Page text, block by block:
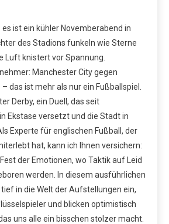
es ist ein kühler Novemberabend in
des Stadions funkeln wie Sterne
Luft knistert vor Spannung.
Manchester City gegen
das ist mehr als nur ein Fußballspiel.
Derby, ein Duell, das seit
Ekstase versetzt und die Stadt in
Experte für englischen Fußball, der
hat, kann ich Ihnen versichern:
der Emotionen, wo Taktik auf Leid
werden. In diesem ausführlichen
in die Welt der Aufstellungen ein,
und blicken optimistisch
uns alle ein bisschen stolzer macht.